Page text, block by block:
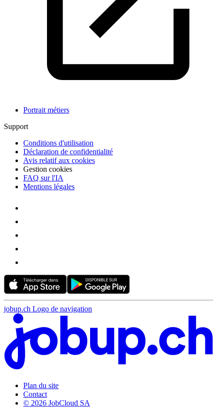
Portrait métiers
Support
Conditions d'utilisation
Déclaration de confidentialité
Avis relatif aux cookies
Gestion cookies
FAQ sur l'IA
Mentions légales
jobup.ch Logo de navigation
Plan du site
Contact
© 2026 JobCloud SA